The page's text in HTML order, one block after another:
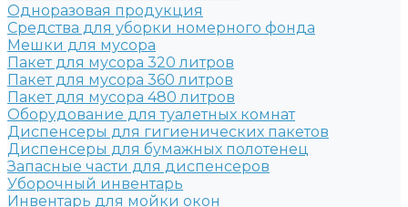
Одноразовая продукция
Средства для уборки номерного фонда
Мешки для мусора
Пакет для мусора 320 литров
Пакет для мусора 360 литров
Пакет для мусора 480 литров
Оборудование для туалетных комнат
Диспенсеры для гигиенических пакетов
Диспенсеры для бумажных полотенец
Запасные части для диспенсеров
Уборочный инвентарь
Инвентарь для мойки окон